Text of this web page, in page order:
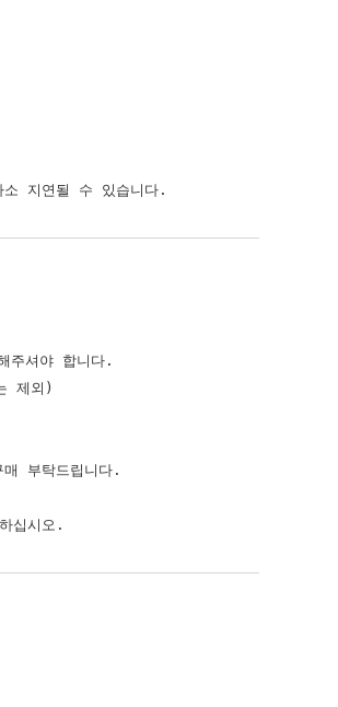
지연될 수 있습니다.
주셔야 합니다.
제외)
부탁드립니다.
십시오.